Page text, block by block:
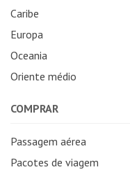
Caribe
Europa
Oceania
Oriente médio
COMPRAR
Passagem aérea
Pacotes de viagem